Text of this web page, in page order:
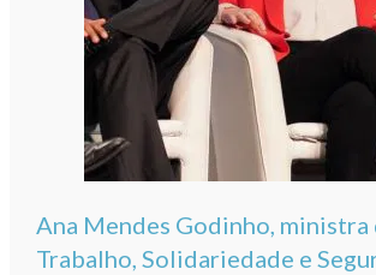
Ana Mendes Godinho, ministra
Trabalho, Solidariedade e